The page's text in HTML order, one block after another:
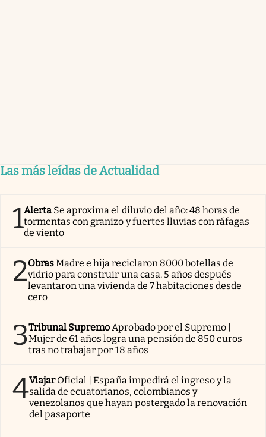
Las más leídas de Actualidad
1Alerta Se aproxima el diluvio del año: 48 horas de
tormentas con granizo y fuertes lluvias con ráfagas
de viento
2ObrasMadre e hija reciclaron 8000 botellas de
vidrio para construir una casa. 5 años después
levantaron una vivienda de 7 habitaciones desde
cero
3Tribunal Supremo Aprobado por el Supremo |
Mujer de 61 años logra una pensión de 850 euros
tras no trabajar por 18 años
4Viajar Oficial | España impedirá el ingreso y la
salida de ecuatorianos, colombianos y
venezolanos que hayan postergado la renovación
del pasaporte